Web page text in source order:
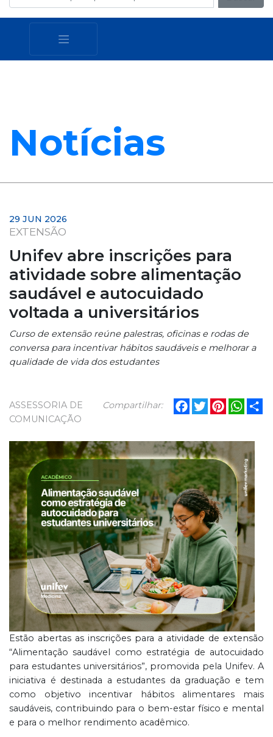
Notícias
29 JUN 2026
EXTENSÃO
Unifev abre inscrições para
atividade sobre alimentação
saudável e autocuidado
voltada a universitários
Curso de extensão reúne palestras, oficinas e rodas de
conversa para incentivar hábitos saudáveis e melhorar a
qualidade de vida dos estudantes
Compartilhar: Facebook
TwitterPinterest
ASSESSORIA DE
COMUNICAÇÃO
Estão abertas as inscrições para a atividade de extensão
“Alimentação saudável como estratégia de autocuidado
para estudantes universitários”, promovida pela Unifev. A
iniciativa é destinada a estudantes da graduação e tem
como objetivo incentivar hábitos alimentares mais
saudáveis, contribuindo para o bem-estar físico e mental
e para o melhor rendimento acadêmico.